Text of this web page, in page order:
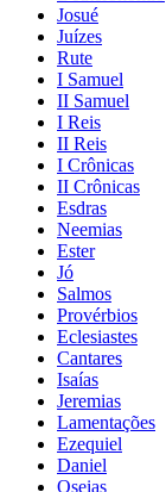
Josué
Juízes
Rute
I Samuel
II Samuel
I Reis
II Reis
I Crônicas
II Crônicas
Esdras
Neemias
Ester
Jó
Salmos
Provérbios
Eclesiastes
Cantares
Isaías
Jeremias
Lamentações
Ezequiel
Daniel
Oseias